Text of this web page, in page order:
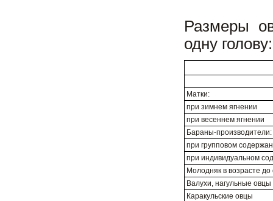
Размеры
одну голову:
Матки:
при зимнем ягнении
при весеннем ягнении
Бараны-производители:
при групповом
при индивидуальном
Молодняк в возрасте до
Валухи, нагульные овцы
Каракульские овцы